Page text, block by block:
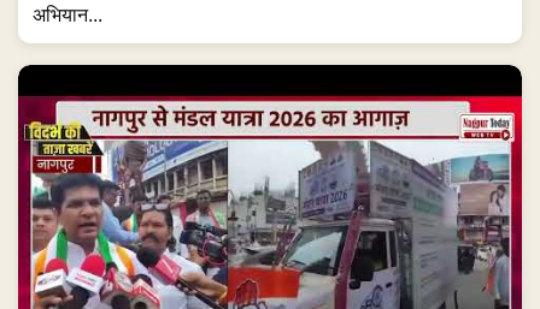
अभियान...